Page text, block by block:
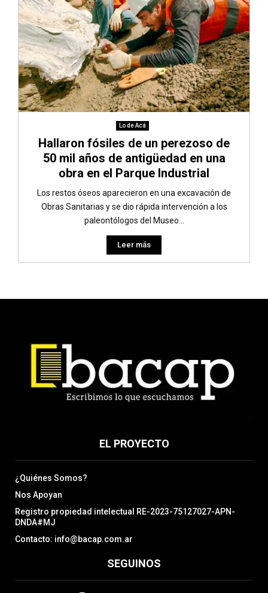
Lo de Acá
Hallaron fósiles de un perezoso de
50 mil años de antigüedad en una
obra en el Parque Industrial
Los restos óseos aparecieron en una excavación de
Obras Sanitarias y se dio rápida intervención a los
paleontólogos del Museo...
Leer más
EL PROYECTO
¿Quiénes Somos?
Nos Apoyan
Registro propiedad intelectual RE-2023-75127027-APN-
DNDA#MJ
Contacto: info@bacap.com.ar
SEGUINOS